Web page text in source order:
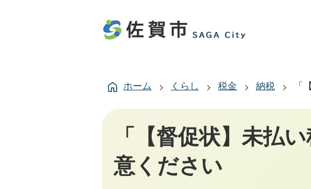
ホーム くらし 税金 納税 「
「【督促状】未払
意ください